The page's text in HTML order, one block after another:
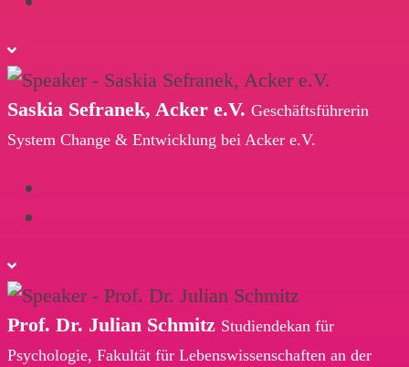
Saskia Sefranek, Acker e.V. Geschäftsführerin
System Change & Entwicklung bei Acker e.V.
Prof. Dr. Julian Schmitz Studiendekan für
Psychologie, Fakultät für Lebenswissenschaften an der